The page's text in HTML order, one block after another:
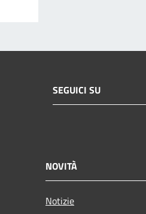
SEGUICI SU
NOVITÀ
Notizie